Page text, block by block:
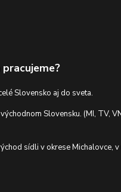
Slovensko aj do sveta.
Slovensku. (MI, TV,
sídli v okrese Michalovce,